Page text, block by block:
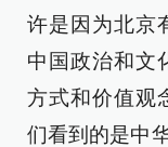
许是因为北京
中国政治和文
方式和价值观
们看到的是中